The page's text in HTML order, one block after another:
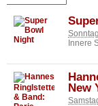
Innere
New